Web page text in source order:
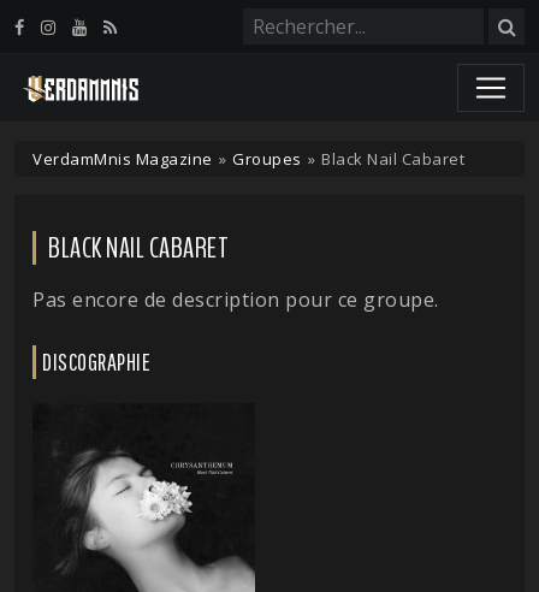
VerdamMnis Magazine » Groupes » Black Nail Cabaret
BLACK NAIL CABARET
Pas encore de description pour ce groupe.
DISCOGRAPHIE
Panneau de gestion des cookies